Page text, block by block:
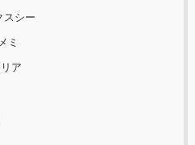
スシー
ミ
ア